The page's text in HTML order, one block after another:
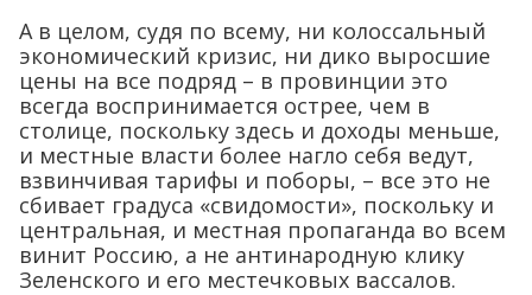
А в целом, судя по всему, ни колоссальный
экономический кризис, ни дико выросшие
цены на все подряд – в провинции это
всегда воспринимается острее, чем в
столице, поскольку здесь и доходы меньше,
и местные власти более нагло себя ведут,
взвинчивая тарифы и поборы, – все это не
сбивает градуса «свидомости», поскольку и
центральная, и местная пропаганда во всем
винит Россию, а не антинародную клику
Зеленского и его местечковых вассалов.